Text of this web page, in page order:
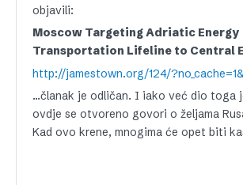
objavili:
Moscow Targeting Adriatic Energy
Transportation Lifeline to Central
…članak je odličan. I iako već dio toga
ovdje se otvoreno govori o željama
Kad ovo krene, mnogima će opet biti